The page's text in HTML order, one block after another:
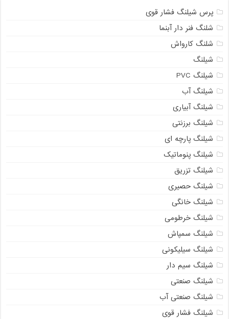
پرس شیلنگ فشار قوی
شلنگ فنر دار آبنما
شلنگ کارواش
شیلنگ
شیلنگ PVC
شیلنگ آب
شیلنگ آبیاری
شیلنگ برزنتی
شیلنگ پارچه ای
شیلنگ پنوماتیک
شیلنگ تزریق
شیلنگ حصیری
شیلنگ خانگی
شیلنگ خرطومی
شیلنگ سمپاش
شیلنگ سیلیکونی
شیلنگ سیم دار
شیلنگ صنعتی
شیلنگ صنعتی آب
شیلنگ فشار قوی